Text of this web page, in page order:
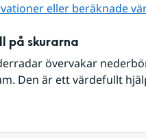
eller beräknade
på skurarna
övervakar
Den är ett värdefullt